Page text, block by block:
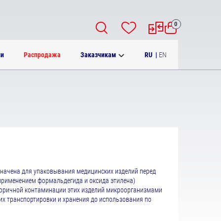
Распродажа Заказчикам RU | EN
0
для упаковывания медицинских изделий перед
формальдегида и оксида этилена)
контаминации этих изделий микроорганизмами
транспортировки и хранения до использования по